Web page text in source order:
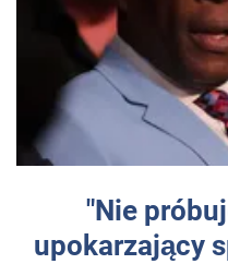
"Nie
upokarzający